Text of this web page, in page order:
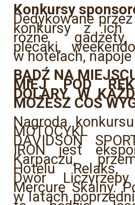
Konkursy
Dedykowane
konkursy z ich
różne
plecaki,
w hotelach, napoje
BĄDŹ NA
MIEJ POD
DOLARY, W
MOŻESZ COŚ
Nagroda
MOTOCYKL
DAVIDSON
IRON jest
Karpaczu,
Hotelu Relaks,
Dwór
Mercure Skalny.
w latach